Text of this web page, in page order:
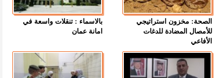
الصحة: مخزون استراتيجي
للأمصال المضادة للدغات
الأفاعي
بالاسماء : تنقلات واسعة في
امانة عمان